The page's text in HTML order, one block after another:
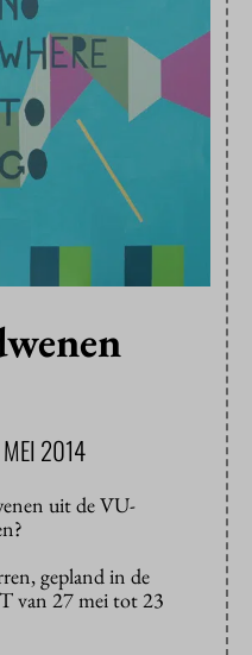
2014
uit de VU-
gepland in de
van 27 mei tot 23